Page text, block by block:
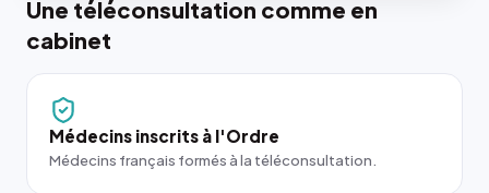
Une téléconsultation comme en
cabinet
Médecins inscrits à l'Ordre
Médecins français formés à la téléconsultation.